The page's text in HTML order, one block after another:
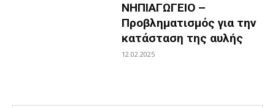
ΝΗΠΙΑΓΩΓΕΙΟ –
Προβληματισμός για την
κατάσταση της αυλής
12.02.2025